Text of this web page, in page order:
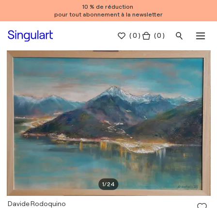
10 % de réduction
pour tout abonnement à la newsletter
(0 ) ( 0 )
1/24
Davide Rodoquino